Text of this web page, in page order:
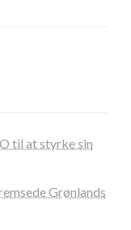
til at styrke sin
Grønlands